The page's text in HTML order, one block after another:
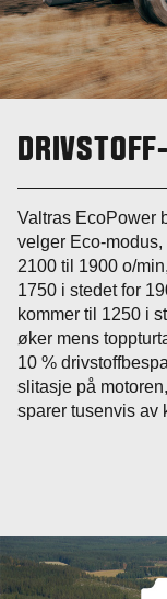
Valtras EcoPower
velger Eco-
2100 til 1900 o/
1750 i stedet for
kommer til 1250 i
øker mens
10 %
slitasje på
sparer tusenvis av